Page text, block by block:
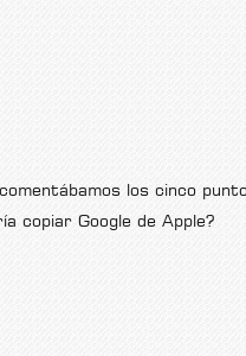
los cinco
copiar Google de Apple?